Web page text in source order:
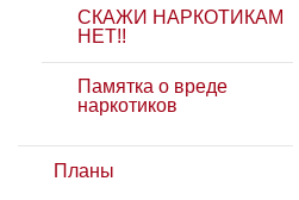
СКАЖИ НАРКОТИКАМ
НЕТ!!
Памятка о вреде
наркотиков
Планы